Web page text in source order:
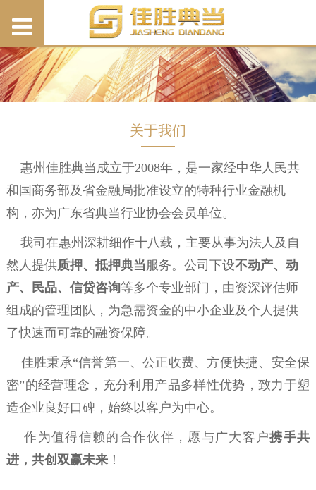
关于我们
惠州佳胜典当成立于2008年，是一家经中华人民共
和国商务部及省金融局批准设立的特种行业金融机
构，亦为广东省典当行业协会会员单位。
我司在惠州深耕细作十八载，主要从事为法人及自
然人提供质押、抵押典当 服务。公司下设不动产、动
产、民品、信贷咨询 等多个专业部门，由资深评估师
组成的管理团队，为急需资金的中小企业及个人提供
了快速而可靠的融资保障。
佳胜秉承“信誉第一、公正收费、方便快捷、安全保
密”的经营理念，充分利用产品多样性优势，致力于塑
造企业良好口碑，始终以客户为中心。
作为值得信赖的合作伙伴，愿与广大客户携手共
进，共创双赢未来！